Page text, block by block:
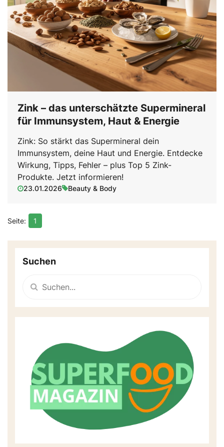
Zink – das unterschätzte Supermineral
für Immunsystem, Haut & Energie
Zink: So stärkt das Supermineral dein
Immunsystem, deine Haut und Energie. Entdecke
Wirkung, Tipps, Fehler – plus Top 5 Zink-
Produkte. Jetzt informieren!
23.01.2026 Beauty & Body
1
Suchen